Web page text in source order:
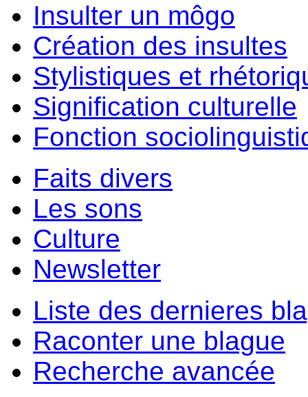
Insulter un môgo
Création des insultes
Stylistiques et
Signification culturelle
Fonction
Faits divers
Les sons
Culture
Newsletter
Liste des dernieres
Raconter une blague
Recherche avancée